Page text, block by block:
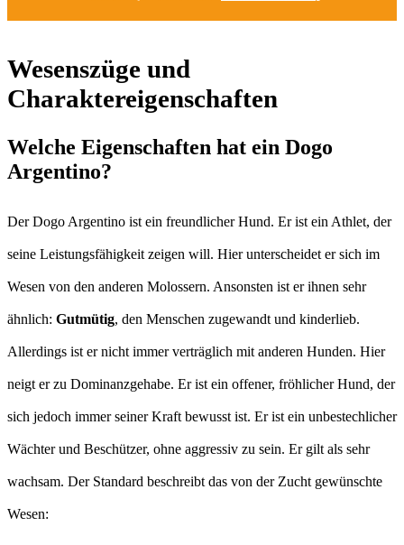
Wesenszüge und
Charaktereigenschaften
Welche Eigenschaften hat ein Dogo
Argentino?
Der Dogo Argentino ist ein freundlicher Hund. Er ist ein Athlet, der
seine Leistungsfähigkeit zeigen will. Hier unterscheidet er sich im
Wesen von den anderen Molossern. Ansonsten ist er ihnen sehr
ähnlich: Gutmütig, den Menschen zugewandt und kinderlieb.
Allerdings ist er nicht immer verträglich mit anderen Hunden. Hier
neigt er zu Dominanzgehabe. Er ist ein offener, fröhlicher Hund, der
sich jedoch immer seiner Kraft bewusst ist. Er ist ein unbestechlicher
Wächter und Beschützer, ohne aggressiv zu sein. Er gilt als sehr
wachsam. Der Standard beschreibt das von der Zucht gewünschte
Wesen: